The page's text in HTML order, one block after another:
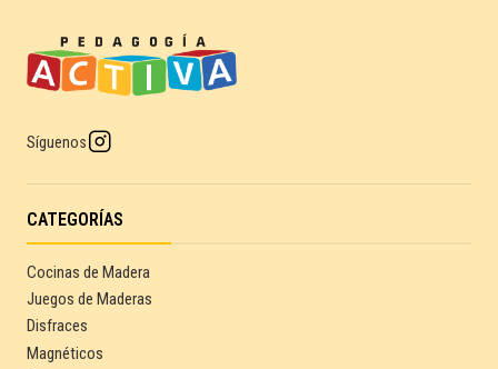
Síguenos
CATEGORÍAS
Cocinas de Madera
Juegos de Maderas
Disfraces
Magnéticos